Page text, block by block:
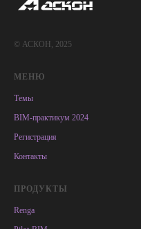
© АСКОН, 2025
МЕНЮ
Темы
BIM-практикум 2024
Регистрация
Контакты
ПРОДУКТЫ
Renga